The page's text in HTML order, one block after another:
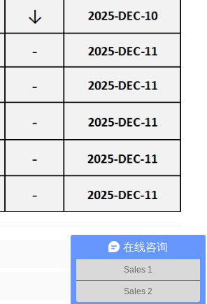
在线咨询
Sales 1
Sales 2